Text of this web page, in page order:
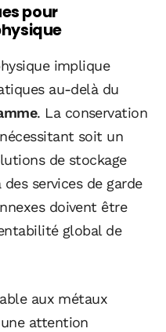
pour
implique
au-delà du
. La conservation
soit un
de stockage
services de garde
doivent être
global de
aux métaux
attention